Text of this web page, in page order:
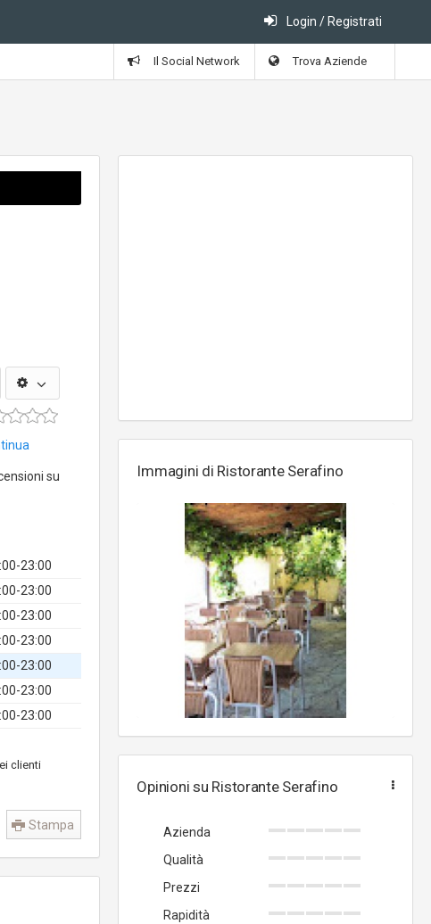
Login / Registrati
Il Social Network Trova Aziende
su
23:00
23:00
23:00
23:00
23:00
23:00
23:00
clienti
Stampa
Immagini di Ristorante Serafino
Opinioni su Ristorante Serafino
Azienda
Qualità
Prezzi
Rapidità